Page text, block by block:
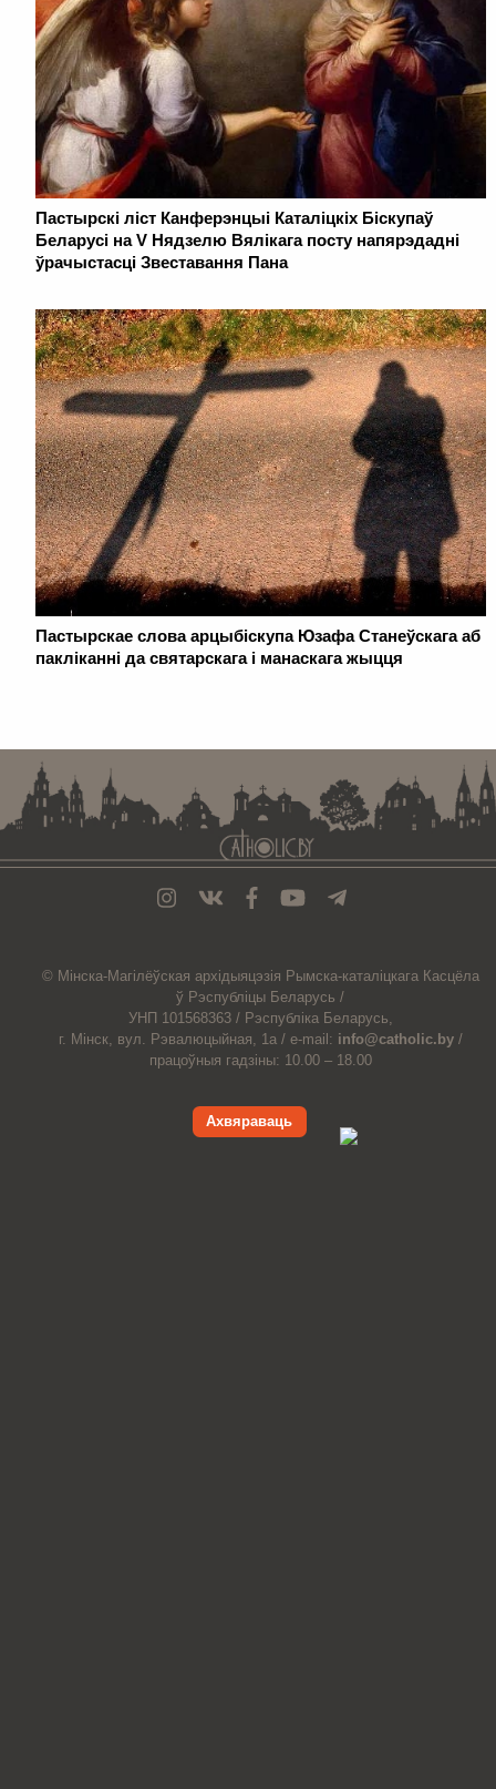
Пастырскі ліст Канферэнцыі Каталіцкіх Біскупаў
Беларусі на V Нядзелю Вялікага посту напярэдадні
ўрачыстасці Звеставання Пана
Пастырскае слова арцыбіскупа Юзафа Станеўскага аб
пакліканні да святарскага і манаскага жыцця
© Мiнска-Магiлёўская архiдыяцэзiя Рымска-каталіцкага Касцёла
ў Рэспубліцы Беларусь /
УНП 101568363 / Рэспубліка Беларусь,
г. Мінск, вул. Рэвалюцыйная, 1а / e-mail: info@catholic.by /
працоўныя гадзіны: 10.00 – 18.00
Ахвяраваць